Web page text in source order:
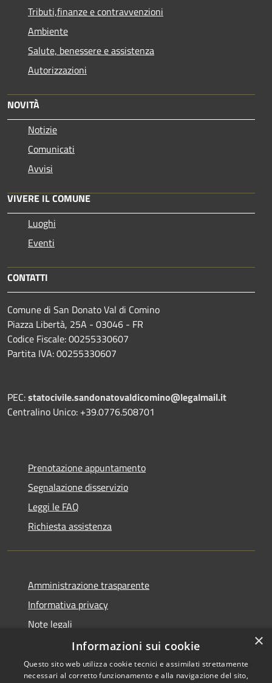
Tributi,finanze e contravvenzioni
Ambiente
Salute, benessere e assistenza
Autorizzazioni
NOVITÀ
Notizie
Comunicati
Avvisi
VIVERE IL COMUNE
Luoghi
Eventi
CONTATTI
Comune di San Donato Val di Comino
Piazza Libertà, 25A - 03046 - FR
Codice Fiscale: 00255330607
Partita IVA: 00255330607
PEC:statocivile.sandonatovaldicomino@legalmail.it
Centralino Unico: +39.0776.508701
Prenotazione appuntamento
Segnalazione disservizio
Leggi le FAQ
Richiesta assistenza
Amministrazione trasparente
Informativa privacy
Note legali
Dichiarazione di accessibilità
×
Informazioni sui cookie
Questo sito web utilizza cookie tecnici e assimilati strettamente
necessari al corretto funzionamento e alla navigazione del sito,